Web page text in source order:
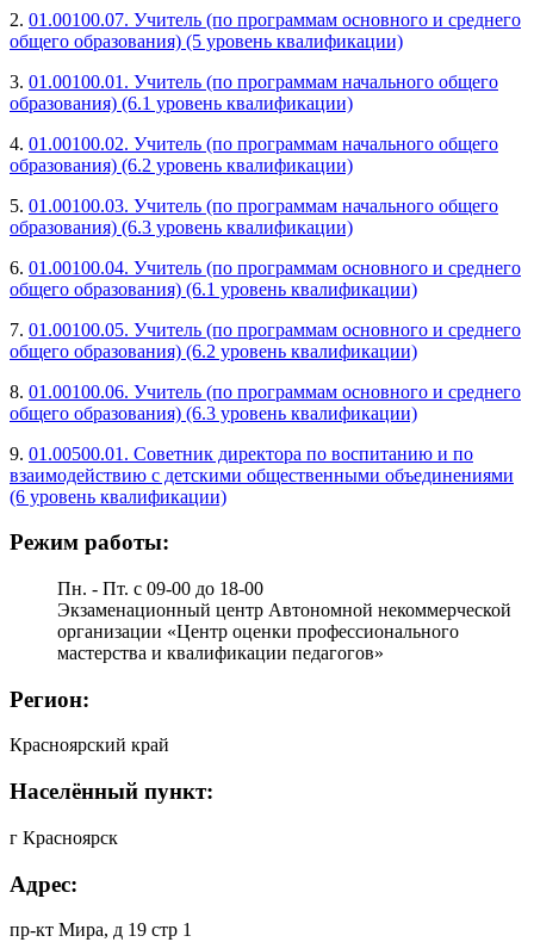
2. 01.00100.07. Учитель (по программам основного и среднего
общего образования) (5 уровень квалификации)
3. 01.00100.01. Учитель (по программам начального общего
образования) (6.1 уровень квалификации)
4. 01.00100.02. Учитель (по программам начального общего
образования) (6.2 уровень квалификации)
5. 01.00100.03. Учитель (по программам начального общего
образования) (6.3 уровень квалификации)
6. 01.00100.04. Учитель (по программам основного и среднего
общего образования) (6.1 уровень квалификации)
7. 01.00100.05. Учитель (по программам основного и среднего
общего образования) (6.2 уровень квалификации)
8. 01.00100.06. Учитель (по программам основного и среднего
общего образования) (6.3 уровень квалификации)
9. 01.00500.01. Советник директора по воспитанию и по
взаимодействию с детскими общественными объединениями
(6 уровень квалификации)
Режим работы:
Пн. - Пт. с 09-00 до 18-00
Экзаменационный центр Автономной некоммерческой
организации «Центр оценки профессионального
мастерства и квалификации педагогов»
Регион:
Красноярский край
Населённый пункт:
г Красноярск
Адрес:
пр-кт Мира, д 19 стр 1